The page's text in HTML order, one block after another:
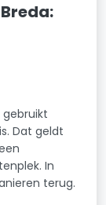
Dat geldt
In
terug.